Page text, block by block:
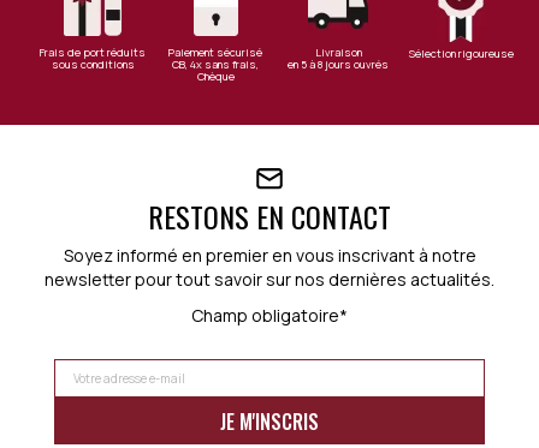
Frais de port réduits
sous conditions
Paiement sécurisé
CB, 4x sans frais,
Chèque
Livraison
en 5 à 8 jours ouvrés
Sélection rigoureuse
RESTONS EN CONTACT
Soyez informé en premier en vous inscrivant à notre
newsletter pour tout savoir sur nos dernières actualités.
Champ obligatoire*